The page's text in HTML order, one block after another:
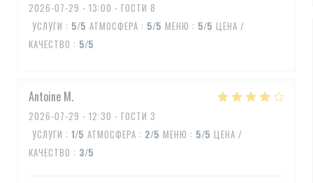
2026-07-29 - 13:00 - ГОСТИ 8
УСЛУГИ : 5/5 АТМОСФЕРА : 5/5 МЕНЮ : 5/5 ЦЕНА /
КАЧЕСТВО : 5/5
Antoine M
2026-07-29 - 12:30 - ГОСТИ 3
УСЛУГИ : 1/5 АТМОСФЕРА : 2/5 МЕНЮ : 5/5 ЦЕНА /
КАЧЕСТВО : 3/5